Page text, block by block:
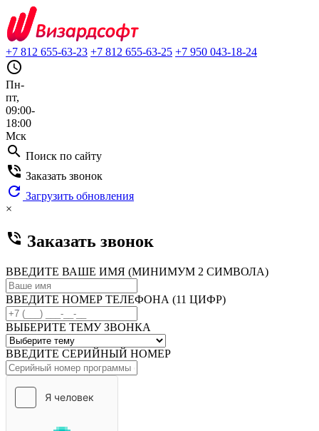
+7 812 655-63-23 +7 812 655-63-25 +7 950 043-18-24
query_builder
Пн-
пт,
09:00-
18:00
Мск
search Поиск по сайту
phone_in_talk Заказать звонок
refresh Загрузить обновления
×
phone_in_talk Заказать звонок
ВВЕДИТЕ ВАШЕ ИМЯ (МИНИМУМ 2 СИМВОЛА)
ВВЕДИТЕ НОМЕР ТЕЛЕФОНА (11 ЦИФР)
ВЫБЕРИТЕ ТЕМУ ЗВОНКА
ВВЕДИТЕ СЕРИЙНЫЙ НОМЕР